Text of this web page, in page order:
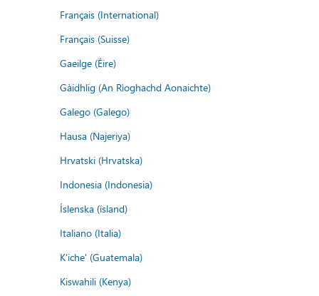
Français (International)
Français (Suisse)
Gaeilge (Éire)
Gàidhlig (An Rìoghachd Aonaichte)
Galego (Galego)
Hausa (Najeriya)
Hrvatski (Hrvatska)
Indonesia (Indonesia)
Íslenska (ísland)
Italiano (Italia)
K'iche' (Guatemala)
Kiswahili (Kenya)